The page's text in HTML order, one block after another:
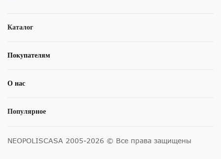
Каталог
Покупателям
О нас
Популярное
NEOPOLISCASA 2005-2026 © Все права защищены